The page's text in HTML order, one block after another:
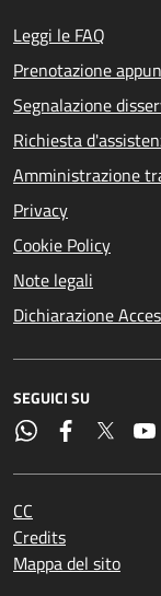
Leggi le FAQ
Prenotazione
Segnalazione
Richiesta
Amministrazione
Privacy
Cookie Policy
Note legali
Dichiarazione
SEGUICI SU
CC
Credits
Mappa del sito